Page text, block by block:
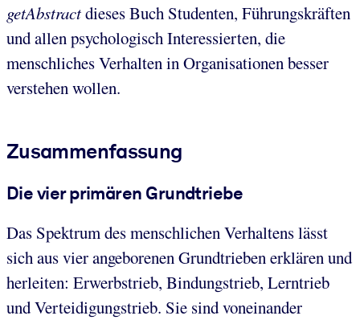
getAbstractdieses Buch Studenten, Führungskräften
und allen psychologisch Interessierten, die
menschliches Verhalten in Organisationen besser
verstehen wollen.
Zusammenfassung
Die vier primären Grundtriebe
Das Spektrum des menschlichen Verhaltens lässt
sich aus vier angeborenen Grundtrieben erklären und
herleiten: Erwerbstrieb, Bindungstrieb, Lerntrieb
und Verteidigungstrieb. Sie sind voneinander